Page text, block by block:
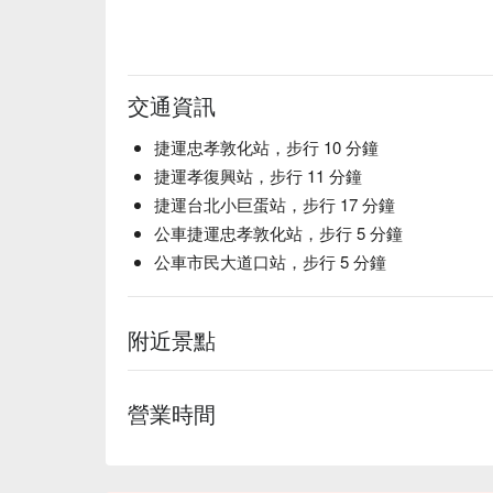
紙 Paper | 清酒與琴酒為基底，融入構樹、高山
💡 FunNow 懂吃筆記：本推薦由 AI 彙整網路熱門
酒過量，有害健康）
交通資訊
捷運忠孝敦化站，步行 10 分鐘
捷運孝復興站，步行 11 分鐘
捷運台北小巨蛋站，步行 17 分鐘
公車捷運忠孝敦化站，步行 5 分鐘
公車市民大道口站，步行 5 分鐘
附近景點
營業時間